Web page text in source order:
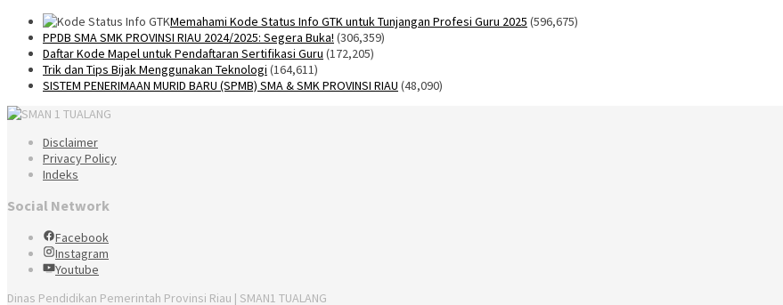
Memahami Kode Status Info GTK untuk Tunjangan Profesi Guru 2025 (596,675)
PPDB SMA SMK PROVINSI RIAU 2024/2025: Segera Buka! (306,359)
Daftar Kode Mapel untuk Pendaftaran Sertifikasi Guru (172,205)
Trik dan Tips Bijak Menggunakan Teknologi (164,611)
SISTEM PENERIMAAN MURID BARU (SPMB) SMA & SMK PROVINSI RIAU (48,090)
Disclaimer
Privacy Policy
Indeks
Social Network
Facebook
Instagram
Youtube
Dinas Pendidikan Pemerintah Provinsi Riau | SMAN1 TUALANG